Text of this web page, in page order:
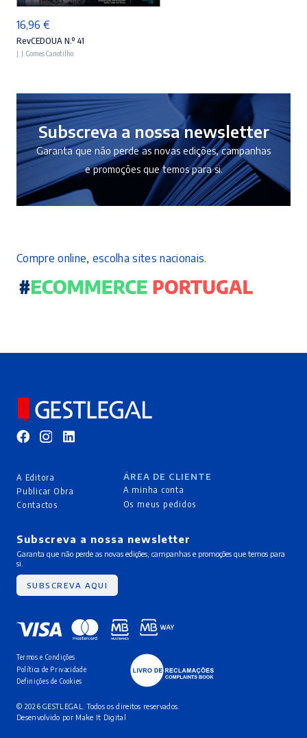
16,96 €
RevCEDOUA N.º 41
J. J. Gomes Canotilho
Subscreva a nossa newsletter
Garanta que não perde as novas edições, campanhas
e promoções que temos para si.
Compre online, escolha sites nacionais.
A Editora
Publicar Obra
Contactos
ÁREA DE CLIENTE
A minha conta
Os meus pedidos
Subscreva a nossa newsletter
Garanta que não perde as novas edições, campanhas e promoções que temos para
si.
SUBSCREVA AQUI
Termos e Condições
Política de Privacidade
Definições de Cookies
© 2026 GESTLEGAL. Todos os direitos reservados.
Desenvolvido por Make It Digital